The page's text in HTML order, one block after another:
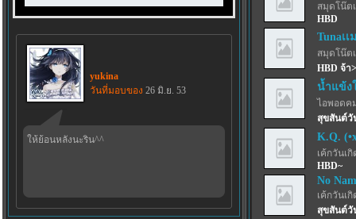
yukina
วันที่มอบของ 26 มิ.ย. 53
ให้ย้อนหลังนะริน^^
สมุดโน๊ต
HBD
Tunaเเ
สมุดโน๊ต
HBD จ้า
น้ำแข้ง
ไอพอดค
สุขสันต์วั
K.Q.
เค้กวันเ
HBD~
No
เค้กวันเ
สุขสันต์วั